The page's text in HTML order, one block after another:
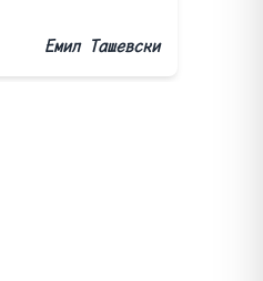
Емил Ташевски